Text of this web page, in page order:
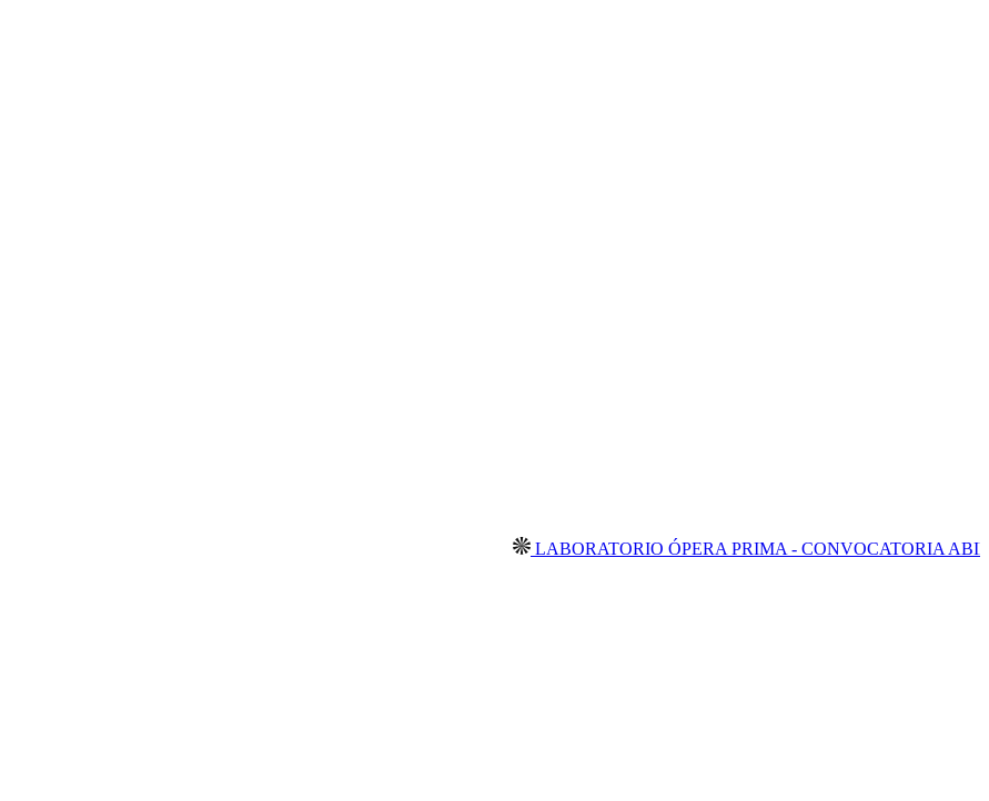
LABORATORIO ÓPERA PRIMA - CONVOCATORIA ABIERTA